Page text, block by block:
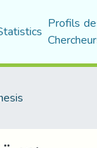
Profils